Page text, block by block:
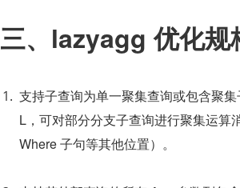
三、lazyagg 优化规
支持子查询为单一聚集查询或包含聚
L，可对部分分支子查询进行聚集运算
Where 子句等其他位置）。